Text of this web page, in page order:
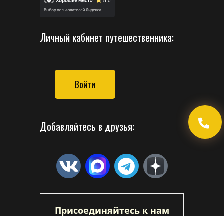
Личный кабинет путешественника:
Войти
Добавляйтесь в друзья:
Присоединяйтесь к нам